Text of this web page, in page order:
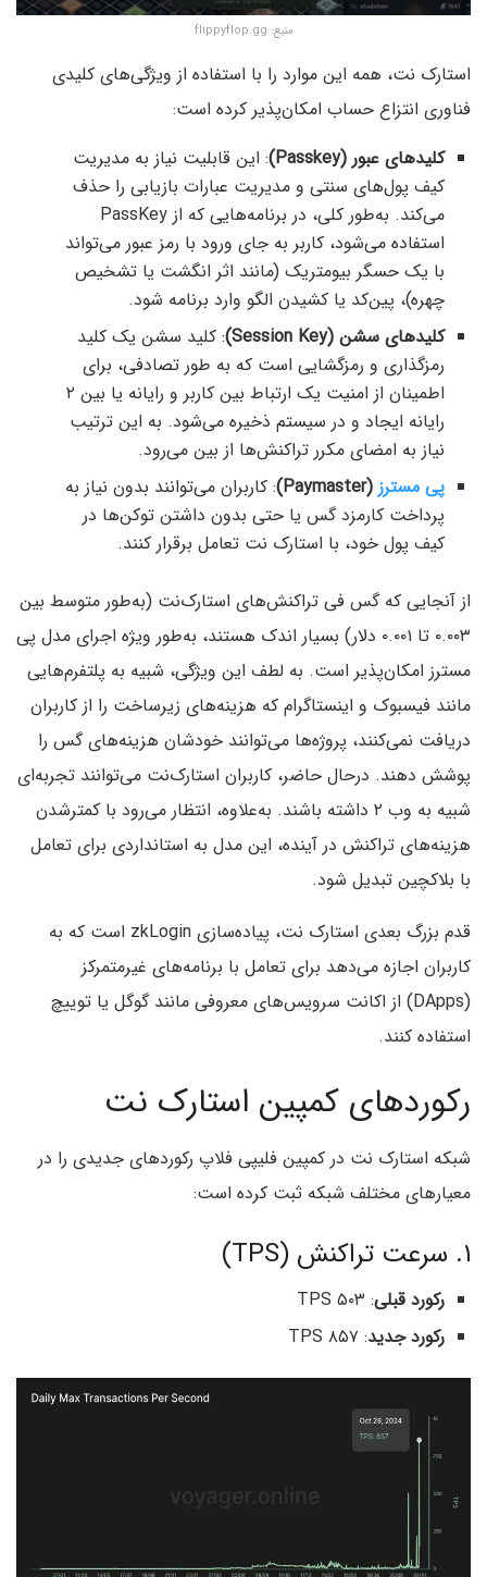
منبع: flippyflop.gg
استارک نت، همه این موارد را با استفاده از ویژگی‌های کلیدی
فناوری انتزاع حساب امکان‌پذیر کرده است:
کلیدهای عبور (Passkey)
: این قابلیت نیاز به مدیریت
کیف پول‌های سنتی و مدیریت عبارات بازیابی را حذف
می‌کند. به‌طور کلی، در برنامه‌هایی که از PassKey
استفاده می‌شود، کاربر به جای ورود با رمز عبور می‌تواند
با یک حسگر بیومتریک (مانند اثر انگشت یا تشخیص
چهره)، پین‌کد یا کشیدن الگو وارد برنامه شود.
کلیدهای سشن (Session Key
): کلید سشن یک کلید
رمزگذاری و رمزگشایی است که به طور تصادفی، برای
اطمینان از امنیت یک ارتباط بین کاربر و رایانه یا بین ۲
رایانه ایجاد و در سیستم ذخیره می‌شود. به این ترتیب
نیاز به امضای مکرر تراکنش‌ها از بین می‌رود.
پی‌ مسترز(Paymaster)
: کاربران می‌توانند بدون نیاز به
پرداخت کارمزد گس یا حتی بدون داشتن توکن‌ها در
کیف پول خود، با استارک نت تعامل برقرار کنند.
از آنجایی که گس فی تراکنش‌های استارک‌نت (به‌طور متوسط بین
۰.۰۰۳ تا ۰.۰۰۱ دلار) بسیار اندک هستند، به‌طور ویژه اجرای مدل پی‌
مسترز امکان‌پذیر است. به لطف این ویژگی، شبیه به پلتفرم‌هایی
مانند فیسبوک و اینستاگرام که هزینه‌های زیرساخت را از کاربران
دریافت نمی‌کنند، پروژه‌ها می‌توانند خودشان هزینه‌های گس را
پوشش دهند. درحال حاضر، کاربران استارک‌نت می‌توانند تجربه‌ای
شبیه به وب ۲ داشته باشند. به‌علاوه، انتظار می‌رود با کمترشدن
هزینه‌های تراکنش در آینده، این مدل به استانداردی برای تعامل
با بلاکچین تبدیل شود.
قدم بزرگ بعدی استارک نت، پیاده‌سازی zkLogin است که به
کاربران اجازه می‌دهد برای تعامل با برنامه‌های غیرمتمرکز
(DApps) از اکانت‌ سرویس‌های معروفی مانند گوگل یا توییچ
استفاده کنند.
رکوردهای کمپین استارک نت
شبکه استارک نت در کمپین فلیپی فلاپ رکوردهای جدیدی را در
معیارهای مختلف شبکه ثبت کرده است:
۱. سرعت تراکنش (TPS)
رکورد قبلی: ۵۰۳ TPS
رکورد جدید: ۸۵۷ TPS